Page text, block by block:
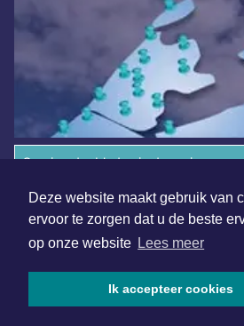
Deze website maakt gebruik van
ervoor te zorgen dat u de beste
op onze website Lees meer
Ik accepteer cookies
Overige dagbladen in de regio
Algemene voorwaarden
Disclaimer